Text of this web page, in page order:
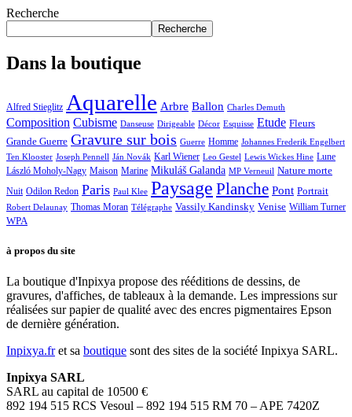
Recherche
Recherche
Dans la boutique
Alfred Stieglitz Aquarelle Arbre Ballon Charles Demuth
Composition Cubisme Danseuse Dirigeable Décor Esquisse Etude Fleurs
Grande Guerre Gravure sur bois Guerre Homme Johannes Frederik Engelbert
Ten Klooster Joseph Pennell Ján Novák Karl Wiener Leo Gestel Lewis Wickes Hine Lune
László Moholy-Nagy Maison Marine Mikuláš Galanda MP Verneuil Nature morte
Nuit Odilon Redon Paris Paul Klee Paysage Planche Pont Portrait
Robert Delaunay Thomas Moran Télégraphe Vassily Kandinsky Venise William Turner
WPA
à propos du site
La boutique d'Inpixya propose des rééditions de dessins, de
gravures, d'affiches, de tableaux à la demande. Les impressions sur
réalisées sur papier de qualité avec des encres pigmentaires Epson
de dernière génération.
Inpixya.fret sa boutique sont des sites de la société Inpixya SARL.
Inpixya SARL
SARL au capital de 10500 €
892 194 515 RCS Vesoul – 892 194 515 RM 70 – APE 7420Z